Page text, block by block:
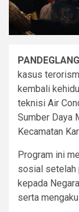
PANDEGLANG
kasus
kembali
teknisi Air
Sumber Daya
Kecamatan
Program ini
sosial setelah
kepada
serta